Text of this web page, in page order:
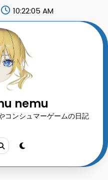
10:22:07 AM
nemu
コンシュマーゲームの日記